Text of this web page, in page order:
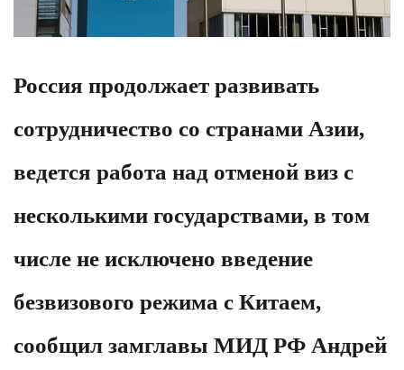
Россия продолжает развивать
сотрудничество со странами Азии,
ведется работа над отменой виз с
несколькими государствами, в том
числе не исключено введение
безвизового режима с Китаем,
сообщил замглавы МИД РФ Андрей